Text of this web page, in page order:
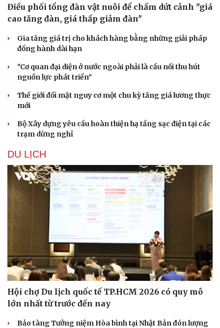
Điều phối tổng đàn vật nuôi để chấm dứt cảnh "giá
cao tăng đàn, giá thấp giảm đàn"
Gia tăng giá trị cho khách hàng bằng những giải pháp
đồng hành dài hạn
"Cơ quan đại diện ở nước ngoài phải là cầu nối thu hút
nguồn lực phát triển"
Thế giới đối mặt nguy cơ một chu kỳ tăng giá lương thực
mới
Bộ Xây dựng yêu cầu hoàn thiện hạ tầng sạc điện tại các
trạm dừng nghỉ
DU LỊCH
Hội chợ Du lịch quốc tế TP.HCM 2026 có quy mô
lớn nhất từ trước đến nay
Bảo tàng Tưởng niệm Hòa bình tại Nhật Bản đón lượng